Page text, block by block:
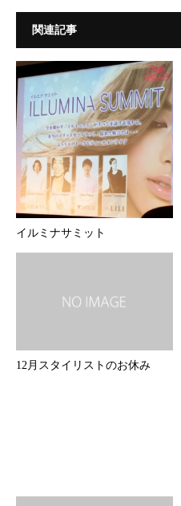
関連記事
イルミナサミット
12月スタイリストのお休み